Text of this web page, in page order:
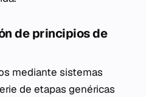
de principios de
mediante sistemas
de etapas genéricas